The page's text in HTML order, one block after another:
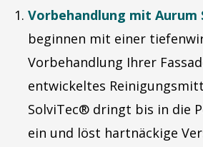
Vorbehandlung mit Aurum
beginnen mit einer
Vorbehandlung Ihrer
entwickeltes
SolviTec® dringt bis in die
ein und löst hartnäckige